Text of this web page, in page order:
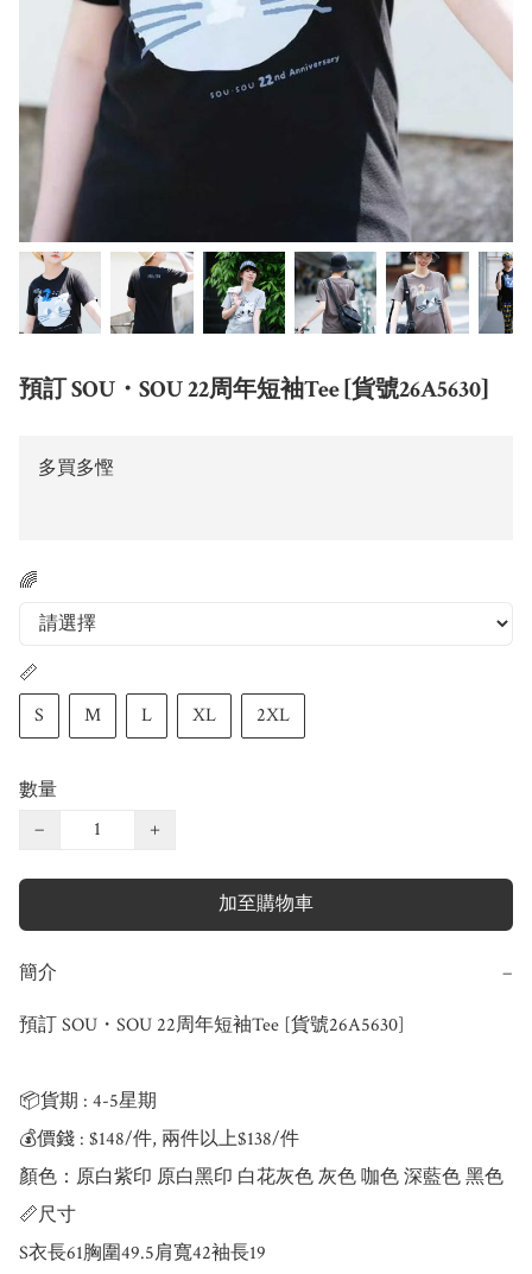
預訂 SOU・SOU 22周年短袖Tee [貨號26A5630]
多買多慳
🌈
📏
S
M L XL 2XL
數量
−
+
加至購物車
簡介 −
預訂 SOU・SOU 22周年短袖Tee [貨號26A5630]
📦貨期 : 4-5星期
💰價錢 : $148/件, 兩件以上$138/件
顏色：原白紫印 原白黑印 白花灰色 灰色 咖色 深藍色 黑色
📏尺寸
S衣長61胸圍49.5肩寬42袖長19